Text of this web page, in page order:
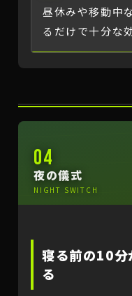
昼休みや移動中
るだけで十分な
04
夜の儀式
NIGHT SWITCH
寝る前の10分
る